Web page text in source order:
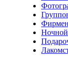
Ночной